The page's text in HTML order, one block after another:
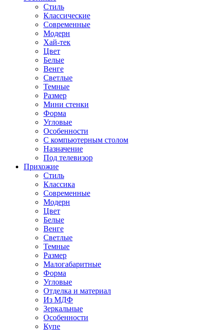
Стиль
Классические
Современные
Модерн
Хай-тек
Цвет
Белые
Венге
Светлые
Темные
Размер
Мини стенки
Форма
Угловые
Особенности
С компьютерным столом
Назначение
Под телевизор
Прихожие
Стиль
Классика
Современные
Модерн
Цвет
Белые
Венге
Светлые
Темные
Размер
Малогабаритные
Форма
Угловые
Отделка и материал
Из МДФ
Зеркальные
Особенности
Купе